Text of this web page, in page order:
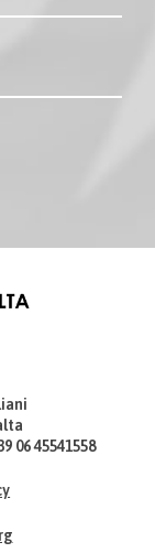
06 45541558